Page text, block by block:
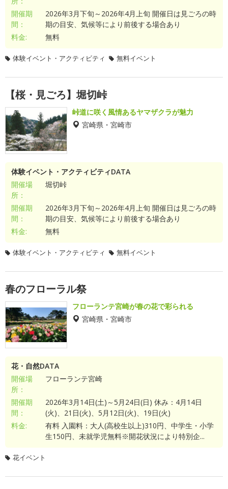
開催期
間：
2026年3月下旬～2026年4月上旬 開催日は見ごろの時
期の目安、気候等により前後する場合あり
料金:
無料
体験イベント・アクティビティ 無料イベント
【桜・見ごろ】堀切峠
峠道に咲く風情あるヤマザクラが魅力
宮崎県・宮崎市
体験イベント・アクティビティDATA
開催場
所：
堀切峠
開催期
間：
2026年3月下旬～2026年4月上旬 開催日は見ごろの時
期の目安、気候等により前後する場合あり
料金:
無料
体験イベント・アクティビティ 無料イベント
春のフローラル祭
フローランテ宮崎が春の花で彩られる
宮崎県・宮崎市
花・自然DATA
開催場
所：
フローランテ宮崎
開催期
間：
2026年3月14日(土)～5月24日(日) 休み：4月14日
(火)、21日(火)、5月12日(火)、19日(火)
料金:
有料 入園料：大人(高校生以上)310円、中学生・小学
生150円、未就学児無料※開花状況により特別企...
花イベント